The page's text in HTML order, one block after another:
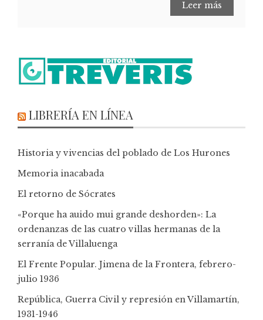
Leer más
LIBRERÍA EN LÍNEA
Historia y vivencias del poblado de Los Hurones
Memoria inacabada
El retorno de Sócrates
«Porque ha auido mui grande deshorden»: La
ordenanzas de las cuatro villas hermanas de la
serranía de Villaluenga
El Frente Popular. Jimena de la Frontera, febrero-
julio 1936
República, Guerra Civil y represión en Villamartín,
1931-1946